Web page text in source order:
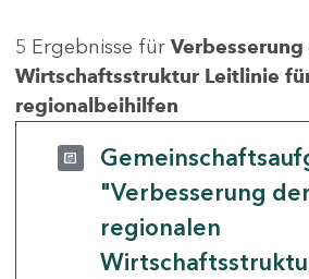
5 Ergebnisse für
Wirtschaftsstruktur Leitlinie
regionalbeihilfen
"Verbesserung der
regionalen